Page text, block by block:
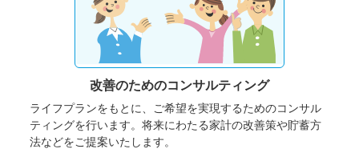
改善のためのコンサルティング
ライフプランをもとに、ご希望を実現するためのコンサル
ティングを行います。将来にわたる家計の改善策や貯蓄方
法などをご提案いたします。